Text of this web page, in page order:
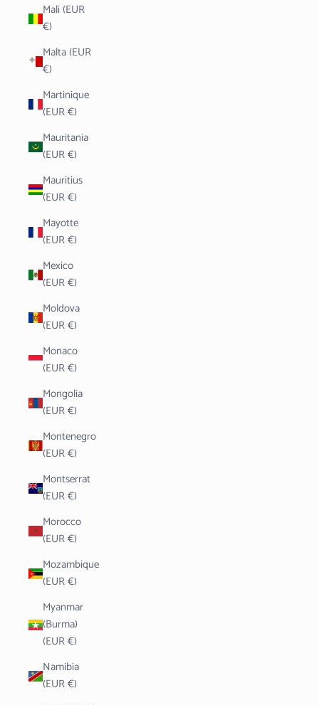
Mali (EUR
€)
Malta (EUR
€)
Martinique
(EUR €)
Mauritania
(EUR €)
Mauritius
(EUR €)
Mayotte
(EUR €)
Mexico
(EUR €)
Moldova
(EUR €)
Monaco
(EUR €)
Mongolia
(EUR €)
Montenegro
(EUR €)
Montserrat
(EUR €)
Morocco
(EUR €)
Mozambique
(EUR €)
Myanmar
(Burma)
(EUR €)
Namibia
(EUR €)